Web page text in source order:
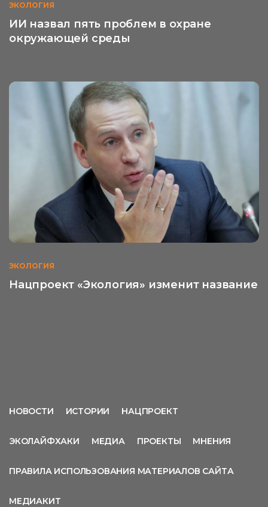
ЭКОЛОГИЯ
ИИ назвал пять проблем в охране
окружающей среды
ЭКОЛОГИЯ
Нацпроект «Экология» изменит название
НОВОСТИ ИСТОРИИ НАЦПРОЕКТ
ЭКОЛАЙФХАКИ МЕДИА ПРОЕКТЫ МНЕНИЯ
ПРАВИЛА ИСПОЛЬЗОВАНИЯ МАТЕРИАЛОВ САЙТА
МЕДИАКИТ